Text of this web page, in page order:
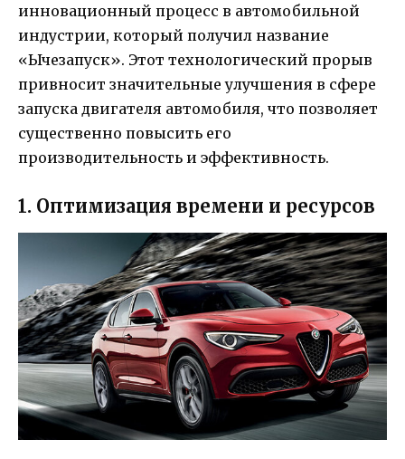
инновационный процесс в автомобильной
индустрии, который получил название
«Ычезапуск». Этот технологический прорыв
привносит значительные улучшения в сфере
запуска двигателя автомобиля, что позволяет
существенно повысить его
производительность и эффективность.
1. Оптимизация времени и ресурсов